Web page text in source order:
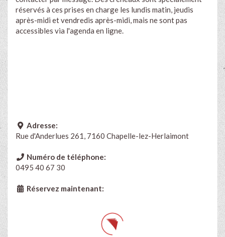
réservés à ces prises en charge les lundis matin, jeudis
après-midi et vendredis après-midi, mais ne sont pas
accessibles via l'agenda en ligne.
Adresse:
Rue d'Anderlues 261, 7160 Chapelle-lez-Herlaimont
Numéro de téléphone:
0495 40 67 30
Réservez maintenant: